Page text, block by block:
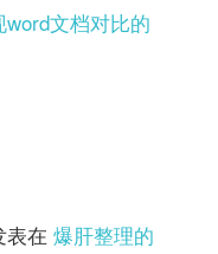
文档对比的
表在爆肝整理的